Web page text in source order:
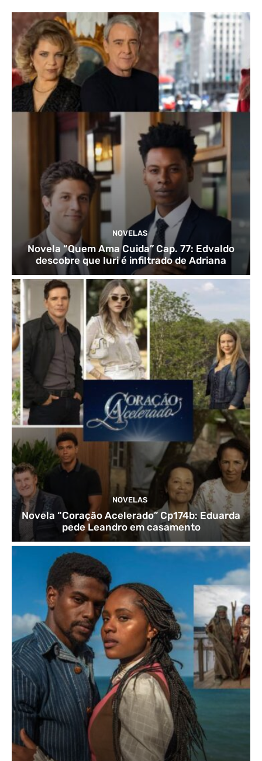
NOVELAS
Novela “Quem Ama Cuida” Cap. 77: Edvaldo
descobre que Iuri é infiltrado de Adriana
NOVELAS
Novela “Coração Acelerado” Cp174b: Eduarda
pede Leandro em casamento